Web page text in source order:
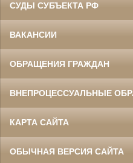
СУДЫ СУБЪЕКТА РФ
ВАКАНСИИ
ОБРАЩЕНИЯ ГРАЖДАН
ВНЕПРОЦЕССУАЛЬНЫЕ
КАРТА САЙТА
ОБЫЧНАЯ ВЕРСИЯ САЙТА